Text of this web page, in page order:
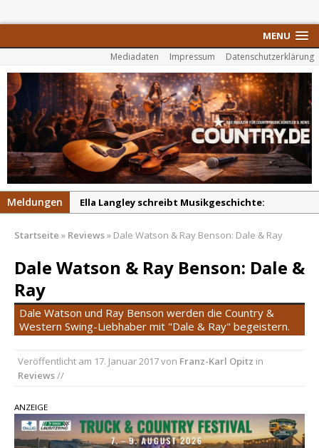
MENU
Mediadaten Impressum Datenschutzerklärung
Meldungen
Ella Langley schreibt Musikgeschichte:
aller Zeiten
pez veröffentlicht neue Single „Late Night
Talks“ – eine Hymne auf unvergessliche
Randy Travis veröffentlicht mit „I Don’t Care“
einen weiteren Schatz aus dem Archiv
Danke für Euer Vertrauen: Country.de erreicht
Video zu „Mexico Honey“
Carly Pearce hinterfragt den ständigen
Startseite » Reviews» Dale Watson & Ray Benson: Dale & Ray
Dale Watson & Ray Benson: Dale &
Ray
Dale Watson und Ray Benson werden die Country &
Western Swing-Liebhaber mit "Dale & Ray" begeistern.
Veröffentlicht am 17. Januar 2017von Franz-Karl Opitz in
Reviews//
ANZEIGE